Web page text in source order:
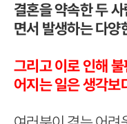
결혼을 약속한 두
면서 발생하는 다양
그리고 이로 인해
어지는 일은 생각보